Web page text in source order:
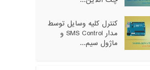
کنترل کلیه وسایل توسط
مدار SMS Control و
ماژول سیم...